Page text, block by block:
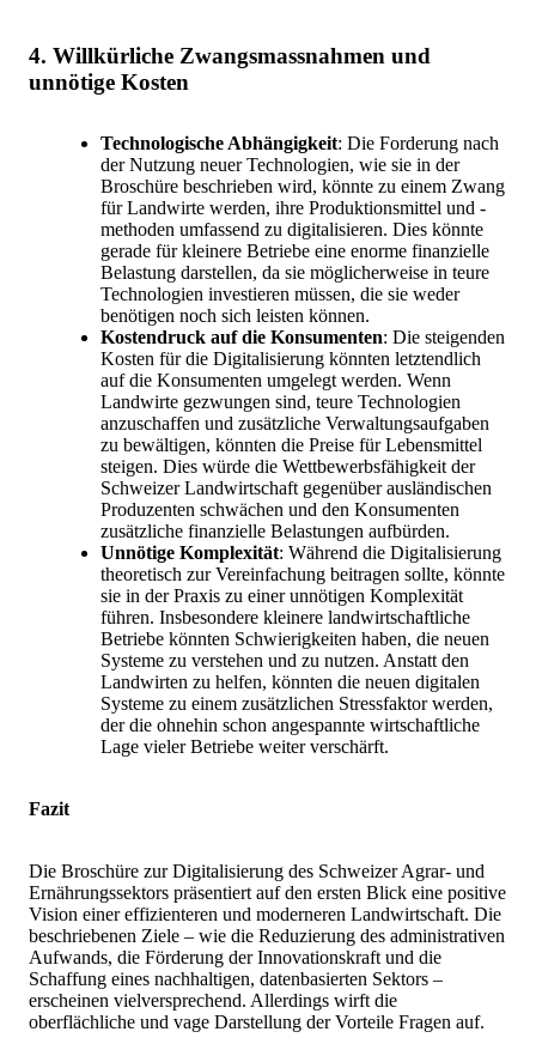
4. Willkürliche Zwangsmassnahmen und
unnötige Kosten
Technologische Abhängigkeit: Die Forderung nach
der Nutzung neuer Technologien, wie sie in der
Broschüre beschrieben wird, könnte zu einem Zwang
für Landwirte werden, ihre Produktionsmittel und -
methoden umfassend zu digitalisieren. Dies könnte
gerade für kleinere Betriebe eine enorme finanzielle
Belastung darstellen, da sie möglicherweise in teure
Technologien investieren müssen, die sie weder
benötigen noch sich leisten können.
Kostendruck auf die Konsumenten: Die steigenden
Kosten für die Digitalisierung könnten letztendlich
auf die Konsumenten umgelegt werden. Wenn
Landwirte gezwungen sind, teure Technologien
anzuschaffen und zusätzliche Verwaltungsaufgaben
zu bewältigen, könnten die Preise für Lebensmittel
steigen. Dies würde die Wettbewerbsfähigkeit der
Schweizer Landwirtschaft gegenüber ausländischen
Produzenten schwächen und den Konsumenten
zusätzliche finanzielle Belastungen aufbürden.
Unnötige Komplexität: Während die Digitalisierung
theoretisch zur Vereinfachung beitragen sollte, könnte
sie in der Praxis zu einer unnötigen Komplexität
führen. Insbesondere kleinere landwirtschaftliche
Betriebe könnten Schwierigkeiten haben, die neuen
Systeme zu verstehen und zu nutzen. Anstatt den
Landwirten zu helfen, könnten die neuen digitalen
Systeme zu einem zusätzlichen Stressfaktor werden,
der die ohnehin schon angespannte wirtschaftliche
Lage vieler Betriebe weiter verschärft.
Fazit
Die Broschüre zur Digitalisierung des Schweizer Agrar- und
Ernährungssektors präsentiert auf den ersten Blick eine positive
Vision einer effizienteren und moderneren Landwirtschaft. Die
beschriebenen Ziele – wie die Reduzierung des administrativen
Aufwands, die Förderung der Innovationskraft und die
Schaffung eines nachhaltigen, datenbasierten Sektors –
erscheinen vielversprechend. Allerdings wirft die
oberflächliche und vage Darstellung der Vorteile Fragen auf.